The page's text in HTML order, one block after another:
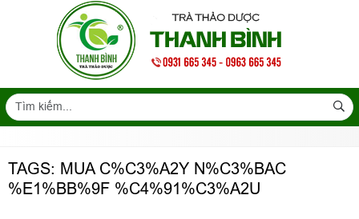
TAGS: MUA C%C3%A2Y N%C3%BAC
%E1%BB%9F %C4%91%C3%A2U